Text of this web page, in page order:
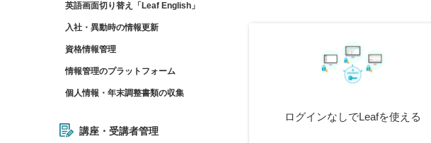
ログインなしでLeafを使える
英語画面切り替え「Leaf English」
入社・異動時の情報更新
資格情報管理
情報管理のプラットフォーム
個⼈情報・年末調整書類の収集
講座・受講者管理